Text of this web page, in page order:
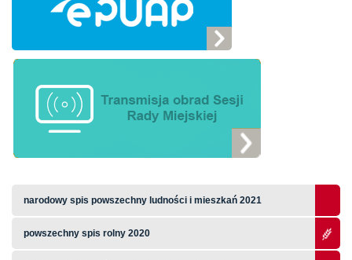
narodowy spis powszechny ludności i mieszkań 2021
powszechny spis rolny 2020